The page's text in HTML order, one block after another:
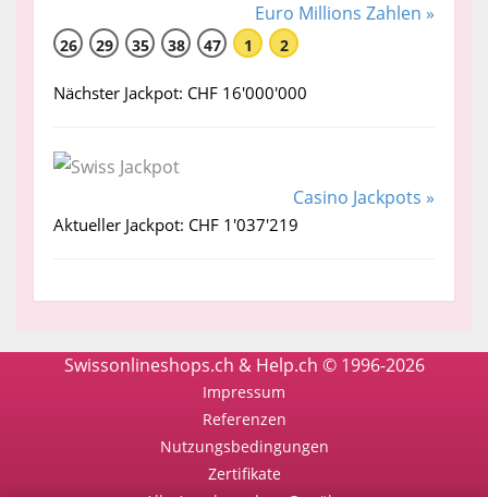
Euro Millions Zahlen »
26 29 35 38 47 1 2
Nächster Jackpot: CHF 16'000'000
Casino Jackpots »
Aktueller Jackpot: CHF 1'037'219
Swissonlineshops.ch & Help.ch © 1996-2026
Impressum
Referenzen
Nutzungsbedingungen
Zertifikate